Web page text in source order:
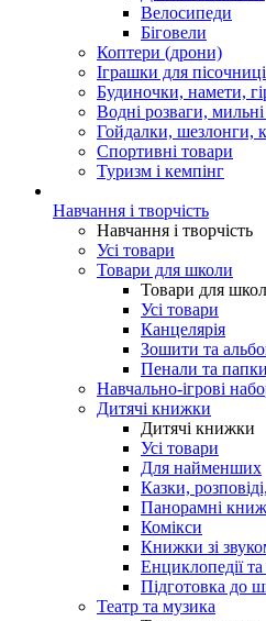
Велосипеди
Біговели
Коптери (дрони)
Іграшки для пісочниці
Будиночки, намети,
Водні розваги,
Гойдалки, шезлонги,
Спортивні товари
Туризм і кемпінг
Навчання і творчість
Навчання і творчість
Усі товари
Товари для школи
Товари для
Усі товари
Канцелярія
Зошити та
Пенали та папки
Навчально-ігрові
Дитячі книжки
Дитячі книжки
Усі товари
Для найменших
Казки,
Панорамні
Комікси
Книжки зі
Енциклопедії
Підготовка до
Театр та музика